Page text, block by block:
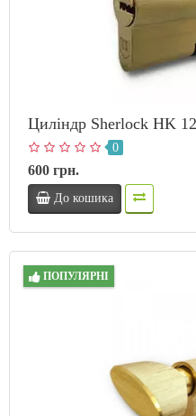
Циліндр Sherlock HK
0
600 грн.
До кошика
ПОПУЛЯРНІ